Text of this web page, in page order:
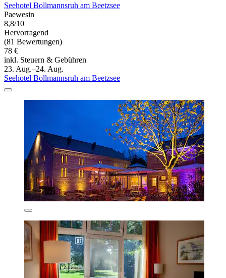
Seehotel Bollmannsruh am Beetzsee
Paewesin
8,8/10
Hervorragend
(81 Bewertungen)
78 €
inkl. Steuern & Gebühren
23. Aug.–24. Aug.
Seehotel Bollmannsruh am Beetzsee